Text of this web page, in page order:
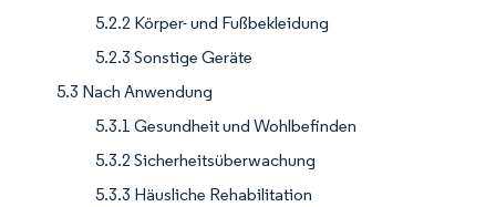
5.2.2 Körper- und Fußbekleidung
5.2.3 Sonstige Geräte
5.3 Nach Anwendung
5.3.1 Gesundheit und Wohlbefinden
5.3.2 Sicherheitsüberwachung
5.3.3 Häusliche Rehabilitation